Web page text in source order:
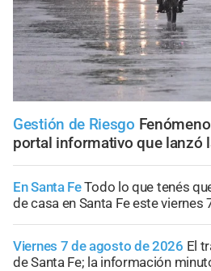
Gestión de Riesgo
portal informativo que lanzó
En Santa FeTodo lo que tenés
de casa en Santa Fe este viernes
Viernes 7 de agosto de 2026 El
de Santa Fe; la información